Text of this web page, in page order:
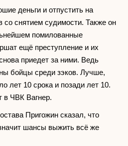
деньги и отпустить на
со снятием судимости. Также он
помилованные
ещё преступление и их
приедет за ними. Ведь
бойцы среди зэков. Лучше,
лет 10 срока и позади лет 10.
в ЧВК Вагнер.
Пригожин сказал, что
шансы выжить всё же